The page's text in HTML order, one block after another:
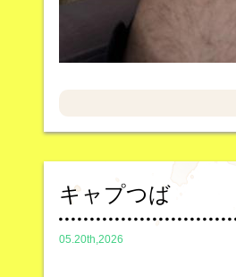
キャプつば
05.20th,2026